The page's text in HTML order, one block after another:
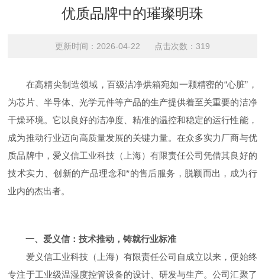
优质品牌中的璀璨明珠
更新时间：2026-04-22 点击次数：319
在高精尖制造领域，百级洁净烘箱宛如一颗精密的“心脏”，
为芯片、半导体、光学元件等产品的生产提供着至关重要的洁净
干燥环境。它以良好的洁净度、精准的温控和稳定的运行性能，
成为推动行业迈向高质量发展的关键力量。在众多实力厂商与优
质品牌中，爱义信工业科技（上海）有限责任公司凭借其良好的
技术实力、创新的产品理念和*的售后服务，脱颖而出，成为行
业内的杰出者。
一、爱义信：技术推动，铸就行业标准
爱义信工业科技（上海）有限责任公司自成立以来，便始终
专注于工业级温湿度控管设备的设计、研发与生产。公司汇聚了